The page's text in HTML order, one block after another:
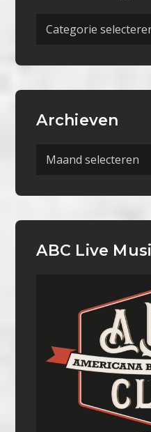
Meer
Archieven
Archieven
ABC Live